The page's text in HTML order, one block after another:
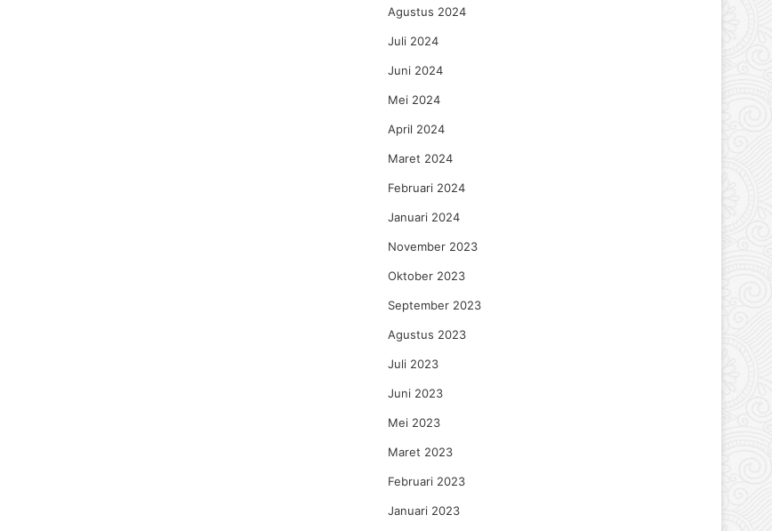
Agustus 2024
Juli 2024
Juni 2024
Mei 2024
April 2024
Maret 2024
Februari 2024
Januari 2024
November 2023
Oktober 2023
September 2023
Agustus 2023
Juli 2023
Juni 2023
Mei 2023
Maret 2023
Februari 2023
Januari 2023